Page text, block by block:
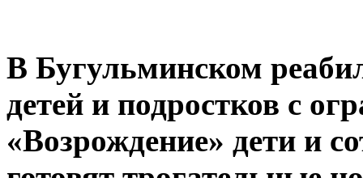
В Бугульминском
детей и подростков с
«Возрождение» дети и